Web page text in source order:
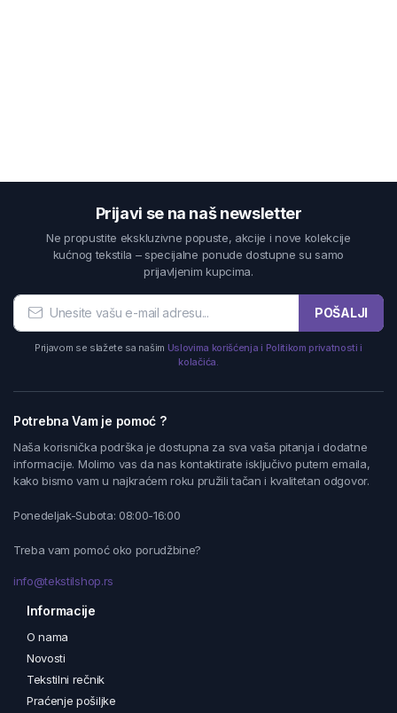
Prijavi se na naš newsletter
Ne propustite ekskluzivne popuste, akcije i nove kolekcije
kućnog tekstila – specijalne ponude dostupne su samo
prijavljenim kupcima.
POŠALJI
Prijavom se slažete sa našim Uslovima korišćenja i Politikom privatnosti i
kolačića.
Potrebna Vam je pomoć ?
Naša korisnička podrška je dostupna za sva vaša pitanja i dodatne
informacije. Molimo vas da nas kontaktirate isključivo putem emaila,
kako bismo vam u najkraćem roku pružili tačan i kvalitetan odgovor.
Ponedeljak-Subota: 08:00-16:00
Treba vam pomoć oko porudžbine?
info@tekstilshop.rs
Informacije
O nama
Novosti
Tekstilni rečnik
Praćenje pošiljke